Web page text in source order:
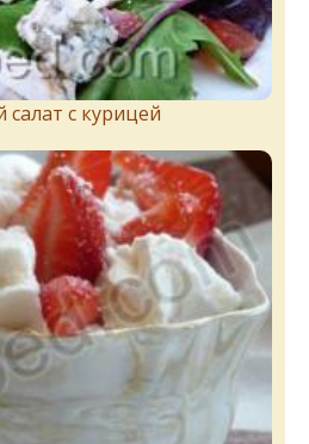
салат с курицей